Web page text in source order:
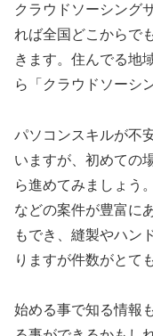
クラウドソーシング
れば全国どこからで
きます。住んでる地
ら「クラウドソーシ
パソコンスキルが不
いますが、初めての
ら進めてみましょう
などの案件が豊富に
もでき、縫製やハン
りますが件数がとて
始める事で知る情報